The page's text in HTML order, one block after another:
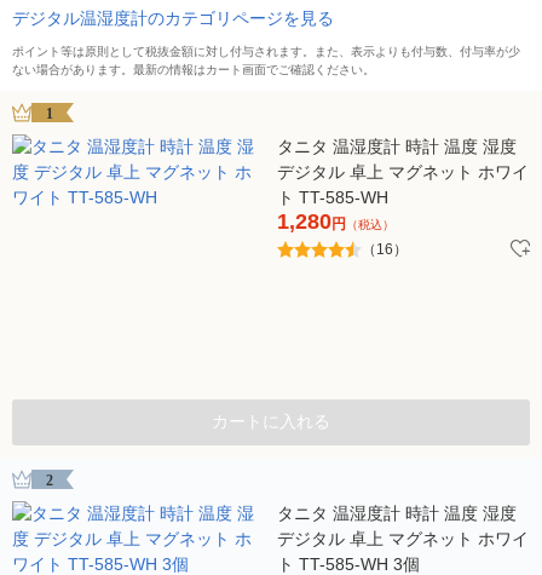
デジタル温湿度計のカテゴリページを見る
ポイント等は原則として税抜金額に対し付与されます。また、表示よりも付与数、付与率が少
ない場合があります。最新の情報はカート画面でご確認ください。
1
タニタ 温湿度計 時計 温度 湿度
デジタル 卓上 マグネット ホワイ
ト TT-585-WH
1,280円 （税込）
（16）
カートに入れる
2
タニタ 温湿度計 時計 温度 湿度
デジタル 卓上 マグネット ホワイ
ト TT-585-WH 3個